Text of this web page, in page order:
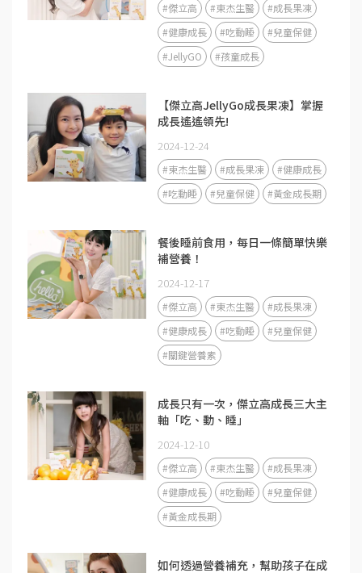
#傑立高 #東杰生醫
#成長果凍
#健康成長
#吃動睡
#兒童保健
#JellyGO
#孩童成長
【傑立高JellyGo成長果凍】掌握
成長遙遙領先!
2024-12-24
#東杰生醫 #成長果凍
#健康成長
#吃動睡
#兒童保健 #黃金成長期
餐後睡前食用，每日一條簡單快樂
補營養！
2024-12-17
#傑立高 #東杰生醫
#成長果凍
#健康成長
#吃動睡
#兒童保健
#關鍵營養素
成長只有一次，傑立高成長三大主
軸「吃、動、睡」
2024-12-10
#傑立高 #東杰生醫
#成長果凍
#健康成長
#吃動睡
#兒童保健
#黃金成長期
如何透過營養補充，幫助孩子在成